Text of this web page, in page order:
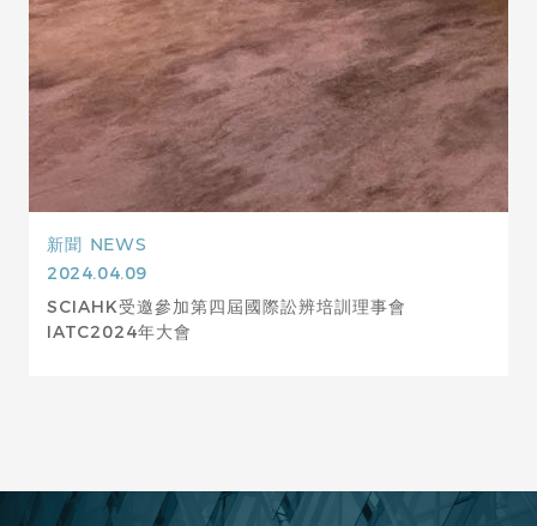
新聞 NEWS
2024.04.09
SCIAHK受邀參加第四屆國際訟辨培訓理事會
IATC2024年大會